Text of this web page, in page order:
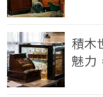
積木
魅力